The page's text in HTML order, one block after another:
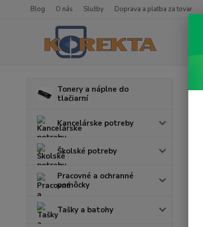
Blog O nás Služby Doprava a platba za tovar
Tonery a náplne do
tlačiarní
Kancelárske potreby
Školské potreby
Pracovné a ochranné
pomôcky
Tašky a batohy